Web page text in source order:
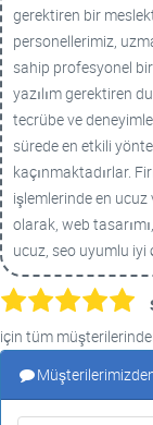
gerektiren bir
personellerimiz,
sahip profesyonel
yazılım gerektiren
tecrübe ve
sürede en etkili
kaçınmaktadırlar.
işlemlerinde en ucuz
olarak, web
ucuz, seo uyumlu
için tüm